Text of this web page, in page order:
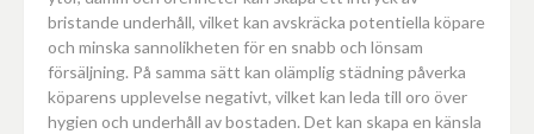
bristande underhåll, vilket kan avskräcka potentiella köpare
och minska sannolikheten för en snabb och lönsam
försäljning. På samma sätt kan olämplig städning påverka
köparens upplevelse negativt, vilket kan leda till oro över
hygien och underhåll av bostaden. Det kan skapa en känsla